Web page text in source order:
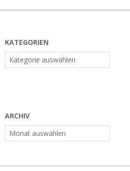
KATEGORIEN
Kategorien
ARCHIV
Archiv